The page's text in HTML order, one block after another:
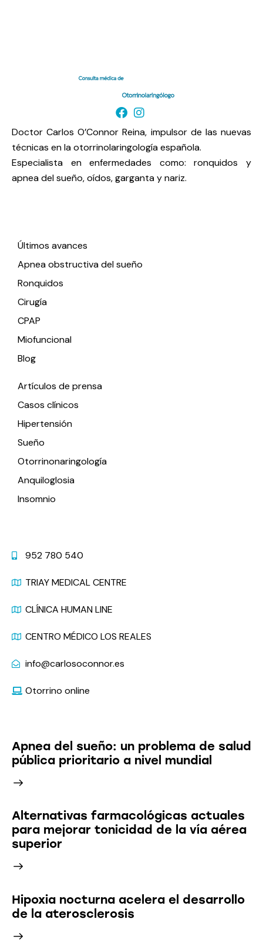
Doctor Carlos O’Connor Reina, impulsor de las nuevas
técnicas en la otorrinolaringología española.
Especialista en enfermedades como: ronquidos y
apnea del sueño, oídos, garganta y nariz.
Últimos avances
Apnea obstructiva del sueño
Ronquidos
Cirugía
CPAP
Miofuncional
Blog
Artículos de prensa
Casos clínicos
Hipertensión
Sueño
Otorrinonaringología
Anquiloglosia
Insomnio
952 780 540
TRIAY MEDICAL CENTRE
CLÍNICA HUMAN LINE
CENTRO MÉDICO LOS REALES
info@carlosoconnor.es
Otorrino online
Apnea del sueño: un problema de salud
pública prioritario a nivel mundial
Alternativas farmacológicas actuales
para mejorar tonicidad de la vía aérea
superior
Hipoxia nocturna acelera el desarrollo
de la aterosclerosis